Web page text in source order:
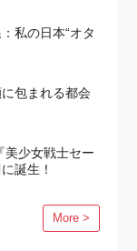
私の日本“オタ
包まれる都会
美少女戦士セー
誕生！
More >